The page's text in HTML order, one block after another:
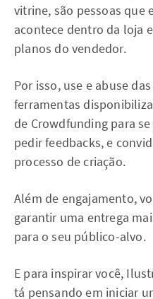
vitrine, são pessoas que
acontece dentro da loja
planos do vendedor.
Por isso, use e abuse
ferramentas
de Crowdfunding para
pedir feedbacks, e
processo de criação.
Além de engajamento,
garantir uma entrega
para o seu público-alvo.
E para inspirar você,
tá pensando em iniciar